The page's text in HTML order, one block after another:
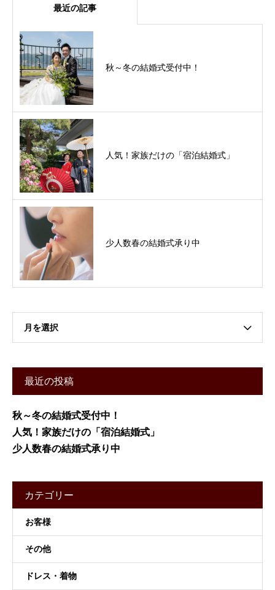
最近の記事
秋～冬の結婚式受付中！
人気！家族だけの「宿泊結婚式」
少人数春の結婚式承り中
月を選択
最近の投稿
秋～冬の結婚式受付中！
人気！家族だけの「宿泊結婚式」
少人数春の結婚式承り中
カテゴリー
お客様
その他
ドレス・着物